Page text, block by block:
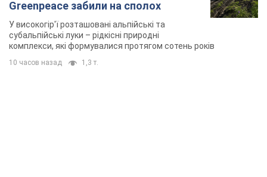
Greenpeace забили на сполох
У високогір'ї розташовані альпійські та
субальпійські луки – рідкісні природні
комплекси, які формувалися протягом сотень років
10 часов назад 1,3 т.